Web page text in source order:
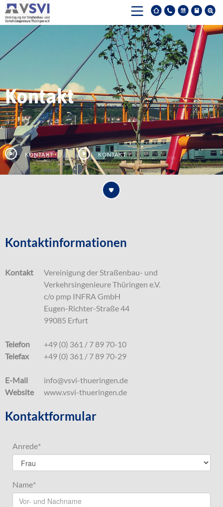
Kontakt
Kontakt Kontakt
Kontaktinformationen
Kontakt
Vereinigung der Straßenbau- und
Verkehrsingenieure Thüringen e.V.
c/o pmp INFRA GmbH
Eugen-Richter-Straße 44
99085 Erfurt
Telefon
+49 (0) 361 / 7 89 70-10
Telefax
+49 (0) 361 / 7 89 70-29
E-Mail
info@vsvi-thueringen.de
Website
www.vsvi-thueringen.de
Kontaktformular
Anrede*
Name*